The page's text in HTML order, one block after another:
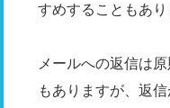
すめすることもあり
メールへの返信は
もありますが、返